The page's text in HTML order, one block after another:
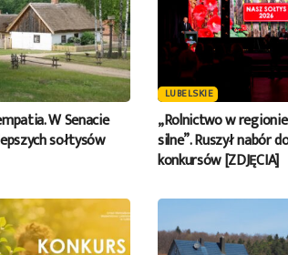
W Senacie
sołtysów
LUBELSKIE
„Rolnictwo w
silne”. Ruszył nabór
konkursów [ZDJĘCIA]